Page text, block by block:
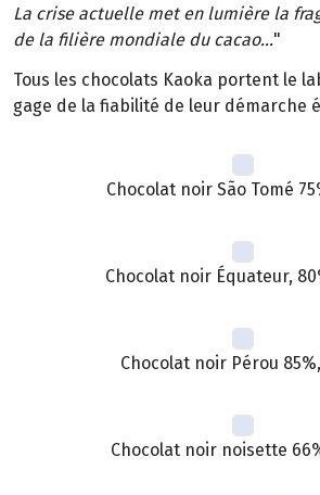
La crise actuelle met en lumière la
de la filière mondiale du cacao..."
Tous les chocolats Kaoka portent le
gage de la fiabilité de leur démarche
Chocolat noir São Tomé
Chocolat noir Équateur,
Chocolat noir Pérou
Chocolat noir noisette